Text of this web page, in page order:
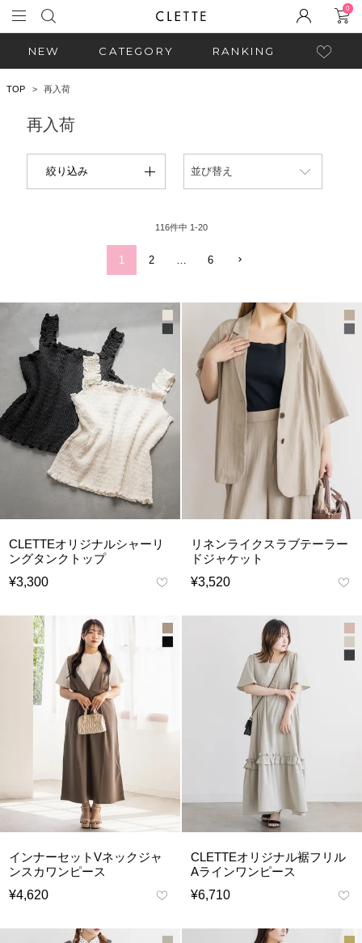
0
NEW CATEGORY RANKING
TOP 再入荷
再入荷
絞り込み 並び替え
116件中 1-20
1 2 6
CLETTEオリジナルシャーリ
ングタンクトップ
¥3,300
リネンライクスラブテーラー
ドジャケット
¥3,520
インナーセットVネックジャ
ンスカワンピース
¥4,620
CLETTEオリジナル裾フリル
Aラインワンピース
¥6,710